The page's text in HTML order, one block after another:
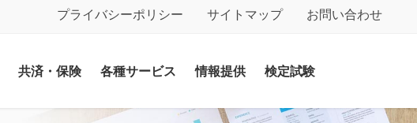
プライバシーポリシー サイトマップ お問い合わせ
共済・保険 各種サービス 情報提供 検定試験